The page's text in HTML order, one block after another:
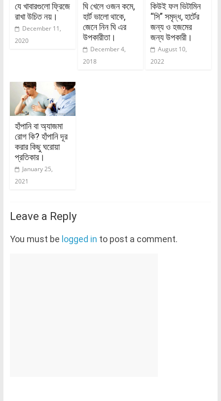
যে খাবারগুলো ফ্রিজে
রাখা উচিত নয়।
December 11,
2020
ঘি খেলে ওজন কমে,
হার্ট ভালো থাকে,
জেনে নিন ঘি এর
উপকারীতা।
December 4,
2018
কিউই ফল ভিটামিন
“সি” সমৃদ্ধ, হার্টের
জন্য ও হজমের
জন্য উপকারী।
August 10,
2022
হাঁপানি বা অ্যাজমা
রোগ কি? হাঁপানি দূর
করার কিছু ঘরোয়া
প্রতিকার।
January 25,
2021
Leave a Reply
You must be logged in to post a comment.